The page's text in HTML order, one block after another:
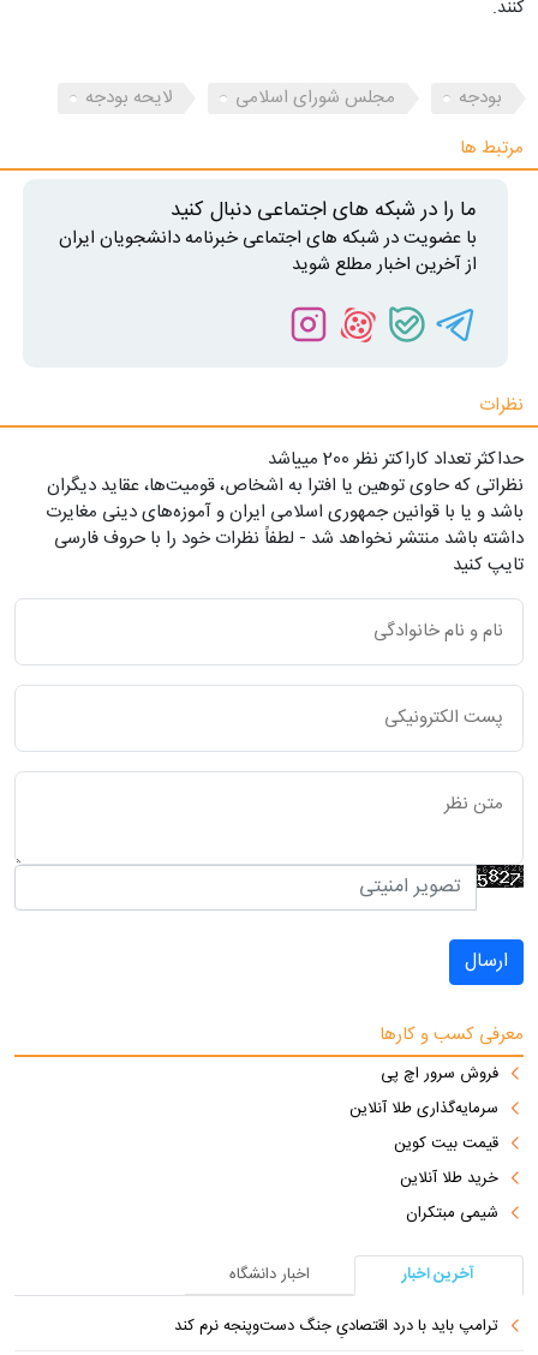
کنند.
بودجه مجلس شورای اسلامی
لایحه بودجه
مرتبط ها
ما را در شبکه های اجتماعی دنبال کنید
با عضویت در شبکه های اجتماعی خبرنامه دانشجویان ایران
از آخرین اخبار مطلع شوید
نظرات
حداکثر تعداد کاراکتر نظر 200 ميياشد
نظراتی که حاوی توهین یا افترا به اشخاص، قومیت‌ها، عقاید دیگران
باشد و یا با قوانین جمهوری اسلامی ایران و آموزه‌های دینی مغایرت
داشته باشد منتشر نخواهد شد - لطفاً نظرات خود را با حروف فارسی
تایپ کنید
ارسال
معرفی کسب و کارها
فروش سرور اچ پی
سرمایه‌گذاری طلا آنلاین
قیمت بیت کوین
خرید طلا آنلاین
شیمی مبتکران
آخرین اخبار
اخبار دانشگاه
ترامپ باید با درد اقتصادیِ جنگ دست‌و‌پنجه نرم کند